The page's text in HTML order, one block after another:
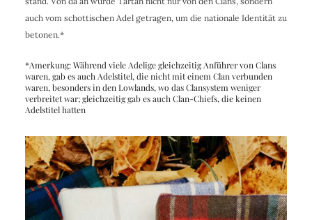
auch vom schottischen Adel getragen, um die nationale Identität zu
betonen.*
*Amerkung: Während viele Adelige gleichzeitig Anführer von Clans
waren, gab es auch Adelstitel, die nicht mit einem Clan verbunden
waren, besonders in den Lowlands, wo das Clansystem weniger
verbreitet war; gleichzeitig gab es auch Clan-Chiefs, die keinen
Adelstitel hatten